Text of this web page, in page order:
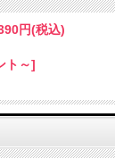
円(税込)
ト～]